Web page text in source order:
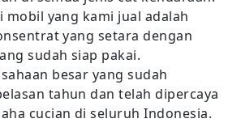
mobil yang kami jual adalah
yang setara dengan
sudah siap pakai.
besar yang sudah
tahun dan telah dipercaya
cucian di seluruh Indonesia.